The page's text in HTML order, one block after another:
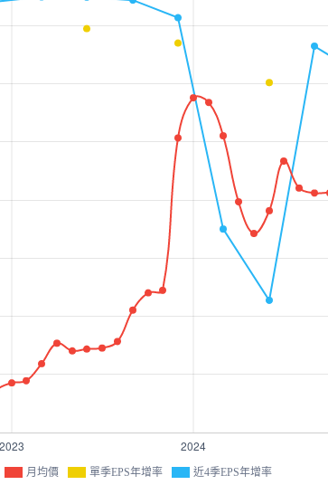
月均價 單季EPS年增率 近4季EPS年增率